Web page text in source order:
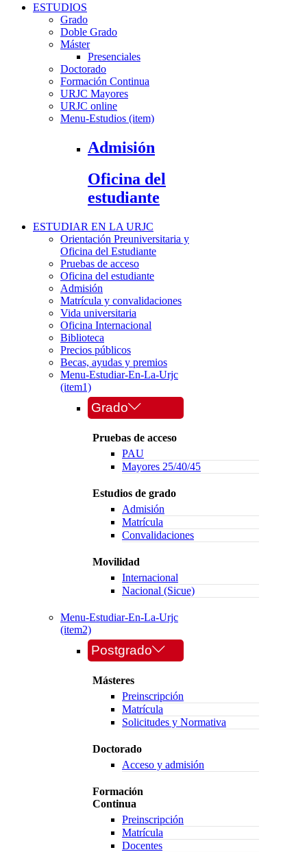
ESTUDIOS
Grado
Doble Grado
Máster
Presenciales
Doctorado
Formación Continua
URJC Mayores
URJC online
Menu-Estudios (item)
Admisión
Oficina del
estudiante
ESTUDIAR EN LA URJC
Orientación Preuniversitaria y
Oficina del Estudiante
Pruebas de acceso
Oficina del estudiante
Admisión
Matrícula y convalidaciones
Vida universitaria
Oficina Internacional
Biblioteca
Precios públicos
Becas, ayudas y premios
Menu-Estudiar-En-La-Urjc
(item1)
Grado
Pruebas de acceso
PAU
Mayores 25/40/45
Estudios de grado
Admisión
Matrícula
Convalidaciones
Movilidad
Internacional
Nacional (Sicue)
Menu-Estudiar-En-La-Urjc
(item2)
Postgrado
Másteres
Preinscripción
Matrícula
Solicitudes y Normativa
Doctorado
Acceso y admisión
Formación
Continua
Preinscripción
Matrícula
Docentes